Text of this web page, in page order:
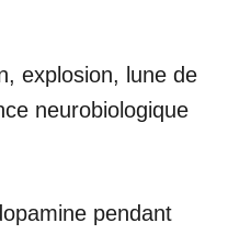
explosion, lune de
neurobiologique
pendant